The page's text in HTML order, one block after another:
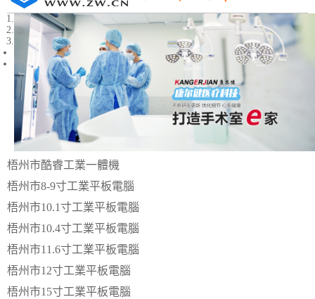
2
Previous
Next
梧州市酷睿工業一體機
梧州市8-9寸工業平板電腦
梧州市10.1寸工業平板電腦
梧州市10.4寸工業平板電腦
梧州市11.6寸工業平板電腦
梧州市12寸工業平板電腦
梧州市15寸工業平板電腦